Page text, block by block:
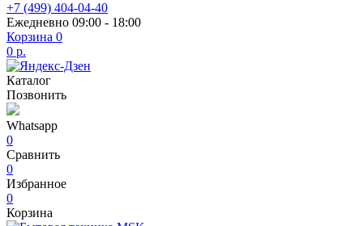
+7 (499) 404-04-40
Ежедневно 09:00 - 18:00
Корзина 0
0 р.
Каталог
Позвонить
Whatsapp
0
Сравнить
0
Избранное
0
Корзина